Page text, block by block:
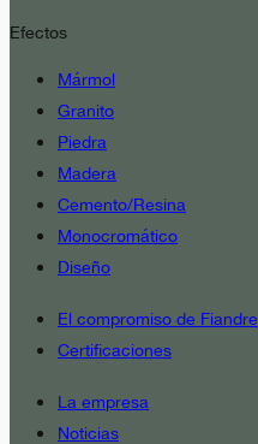
Efectos
Mármol
Granito
Piedra
Madera
Cemento/Resina
Monocromático
Diseño
El compromiso de Fiandre
Certificaciones
La empresa
Noticias